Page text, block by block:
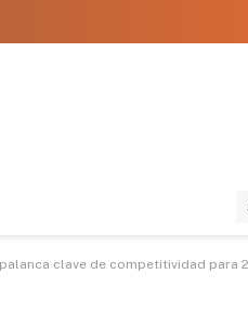
competitividad para 2030, según un